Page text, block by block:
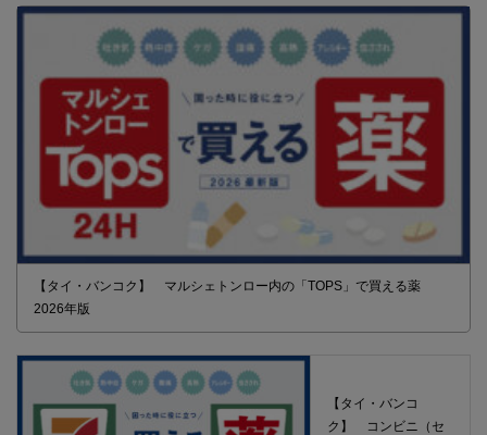
【タイ・バンコク】 マルシェトンロー内の「TOPS」で買える薬
2026年版
【タイ・バンコ
ク】 コンビニ（セ